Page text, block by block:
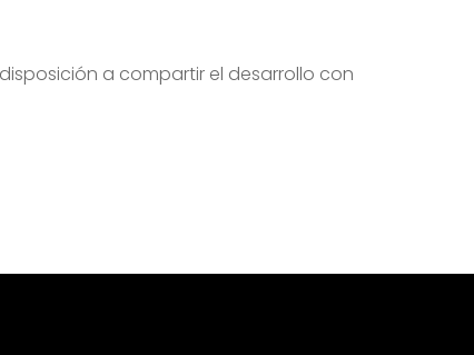
a compartir el desarrollo con